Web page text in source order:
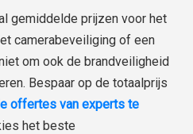
gemiddelde prijzen voor het
camerabeveiliging of een
om ook de brandveiligheid
Bespaar op de totaalprijs
offertes van experts te
het beste